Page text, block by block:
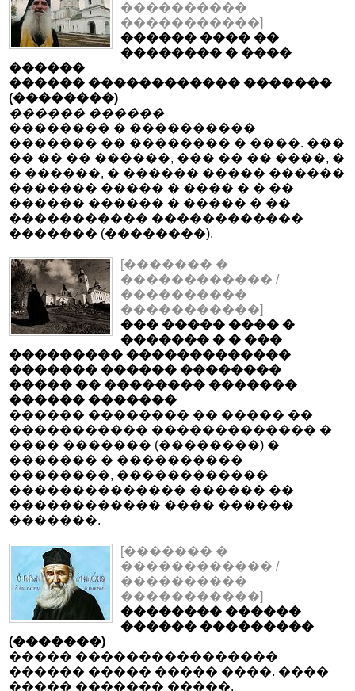
����������
�����������]
������ ���� ��
�������� � ����
������
������ ������������ �������
(��������)
������ ������
�������� � ����������
������� �� �������� � ����. ���
�� �� �� ������, ��� �� �� ����, �
� ������, � ������ ����� ������
������� ����� � ���� � � ��
������ ������ � ����� � ��
����������� ������������
������� (��������).
[������� �
������������ /
����������
�����������]
��� ����� ���� �
������� � � ���
��������� �������������
������� ������ ��������
����� �� �������� �������
������ �������
������ �������� �� ����� ��
����������� ������������� �
���� ������� (��������) �
������� � ����������
��������, ������������
�������������� ������ ��
������������ ���� ������
�������.
[������� �
������������ /
����������
�����������]
�������� ������
������ ���������
(�������)
����� ����������������
������ ����� ����� ����. ����
����� ������� �����,